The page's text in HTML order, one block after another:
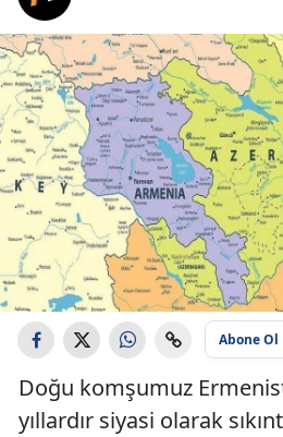
Abone Ol
Doğu komşumuz
yıllardır siyasi olarak